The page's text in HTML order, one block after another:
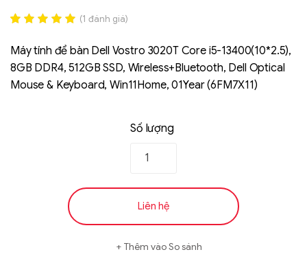
out of 5
based on
đánh giá
(1 đánh giá)
Máy tính để bàn Dell Vostro 3020T Core i5-13400(10*2.5),
8GB DDR4, 512GB SSD, Wireless+Bluetooth, Dell Optical
Mouse & Keyboard, Win11Home, 01Year (6FM7X11)
Số lượng
Liên hệ
Thêm vào So sánh